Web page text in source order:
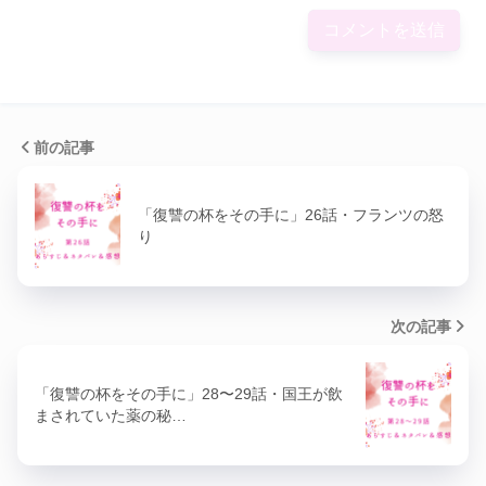
前の記事
「復讐の杯をその手に」26話・フランツの怒
り
次の記事
「復讐の杯をその手に」28〜29話・国王が飲
まされていた薬の秘…